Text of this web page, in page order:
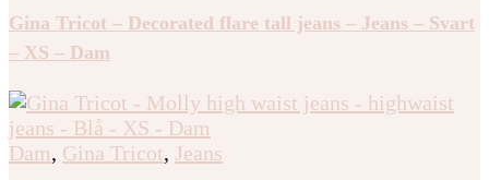
Gina Tricot – Decorated flare tall jeans – Jeans – Svart
– XS – Dam
Dam, Gina Tricot, Jeans